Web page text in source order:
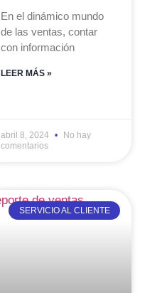
En el dinámico mundo
de las ventas, contar
con información
LEER MÁS »
abril 8, 2024
No hay
comentarios
SERVICIO AL CLIENTE